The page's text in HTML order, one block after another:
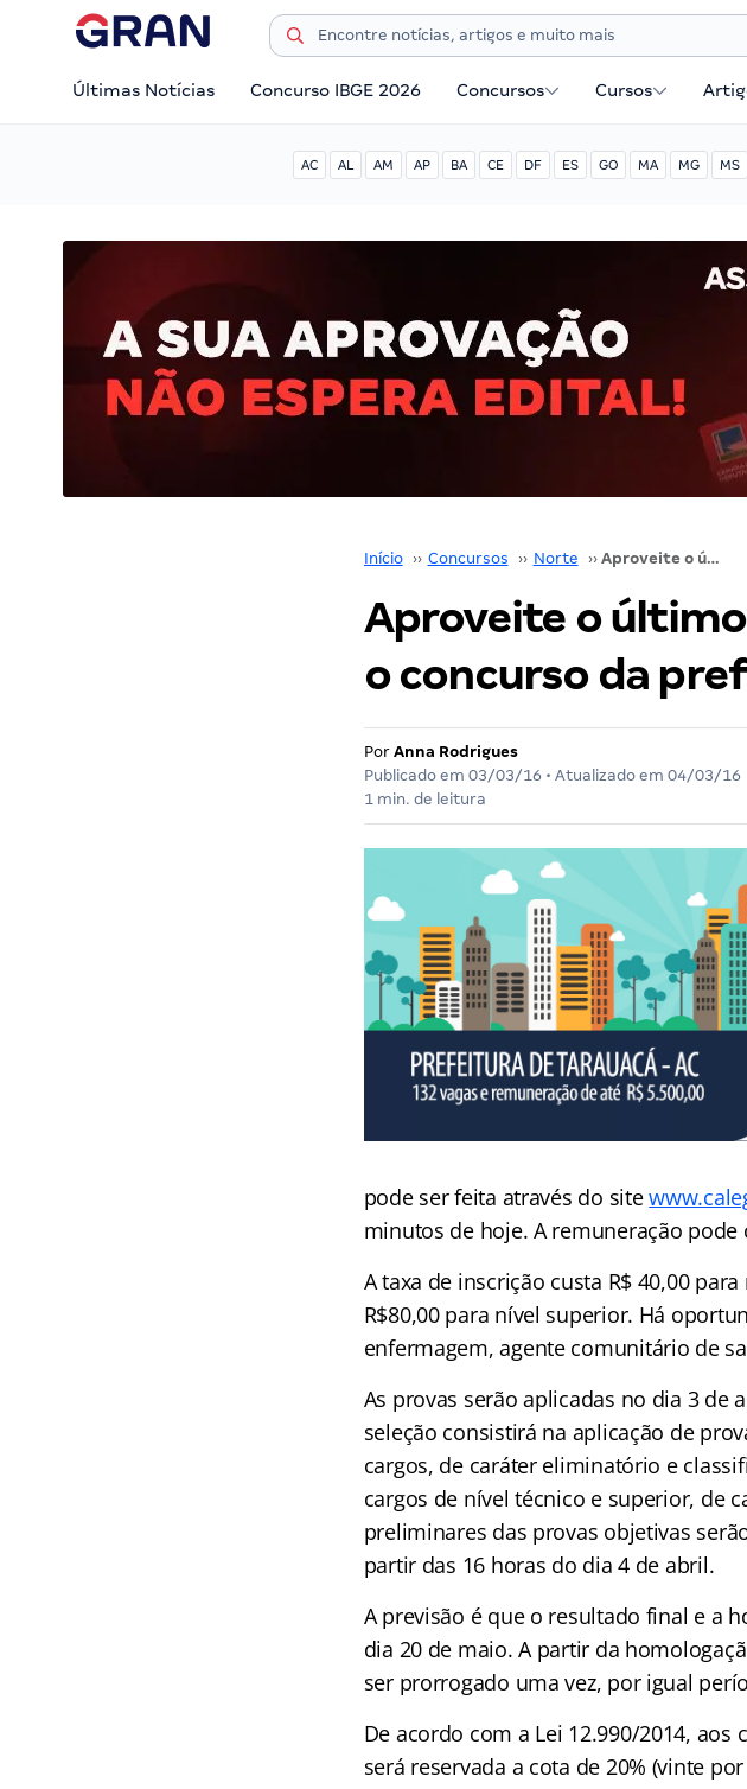
Últimas Notícias Concurso IBGE 2026 Concursos Cursos
AC AL AM AP BA CE DF ES GO MA MG MS
Início ›› Concursos ›› Norte ›› Aproveite o último dia de inscrições para o concurso da prefeitura de Tarauacá/AC!
Aproveite o
o concurso da
Por Anna Rodrigues
Publicado em 03/03/16 • Atualizado em 04/03/16
1 min. de leitura
pode ser feita através do site
minutos de hoje. A remuneração pode
A taxa de inscrição custa R$ 40,00
R$80,00 para nível superior. Há
enfermagem, agente comunitário de
As provas serão aplicadas no dia 3 de
seleção consistirá na aplicação de
cargos, de caráter eliminatório e
cargos de nível técnico e superior, de
preliminares das provas objetivas
partir das 16 horas do dia 4 de abril.
A previsão é que o resultado final e a
dia 20 de maio. A partir da
ser prorrogado uma vez, por igual
De acordo com a Lei 12.990/2014,
será reservada a cota de 20% (vinte